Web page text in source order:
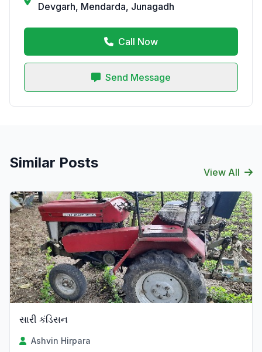
Devgarh, Mendarda, Junagadh
Call Now
Send Message
Similar Posts
View All
સારી કંડિસન
Ashvin Hirpara